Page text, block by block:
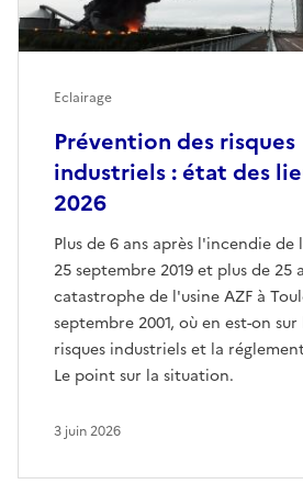
Prévention des risques
industriels : état des
2026
Plus de 6 ans après l'incendie
25 septembre 2019 et plus de 25
catastrophe de l'usine AZF à
septembre 2001, où en est-on
risques industriels et la
Le point sur la situation.
Eclairage
3 juin 2026